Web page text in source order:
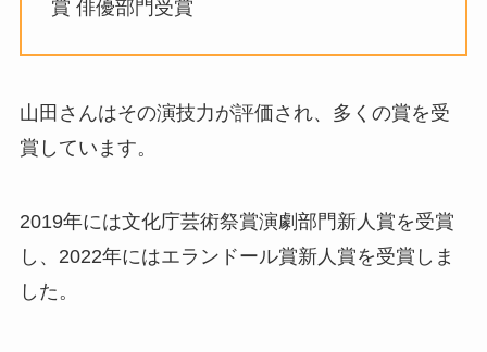
賞 俳優部門受賞
山田さんはその演技力が評価され、多くの賞を受
賞しています。
2019年には文化庁芸術祭賞演劇部門新人賞を受賞
し、2022年にはエランドール賞新人賞を受賞しま
した。